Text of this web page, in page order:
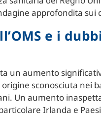
approfondita sui
e i
un aumento
sconosciuta nei
Un aumento
Irlanda e